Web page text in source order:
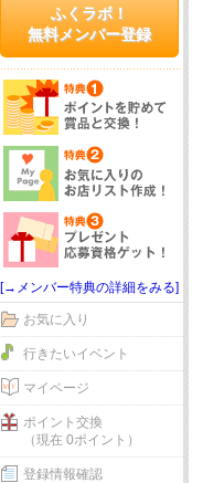
ふくラボ！
無料メンバー登録
[→メンバー特典の詳細をみる]
お気に入り
行きたいイベント
マイページ
ポイント交換
（現在 0ポイント）
登録情報確認